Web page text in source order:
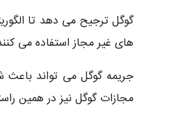
گوگل ترجیح می دهد تا
های غیر مجاز استفاده می
جریمه گوگل می تواند
مجازات گوگل نیز در همین